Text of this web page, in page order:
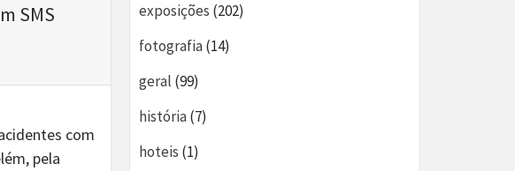
SMS
com
pela
exposições (202)
fotografia(14)
geral (99)
história(7)
hoteis (1)